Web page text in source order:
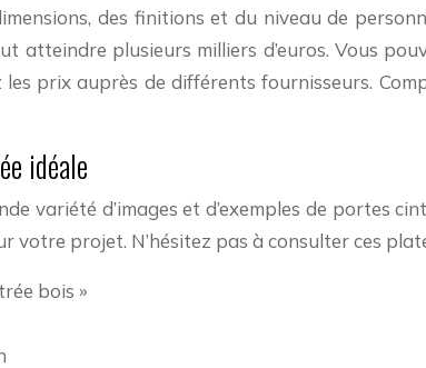
des finitions et du niveau de
atteindre plusieurs milliers d’euros. Vous
prix auprès de différents fournisseurs.
idéale
variété d’images et d’exemples de portes
projet. N’hésitez pas à consulter ces
bois »